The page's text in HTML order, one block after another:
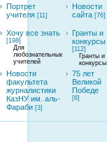
Портрет
учителя [11]
Новости
сайта [76]
Хочу все знать
[198]
Для
любознательных
учителей
Гранты и
конкурсы
[112]
Гранты и
конкурсы
Новости
факультета
журналистики
КазНУ им. аль-
Фараби [3]
75 лет
Великой
Победе
[6]